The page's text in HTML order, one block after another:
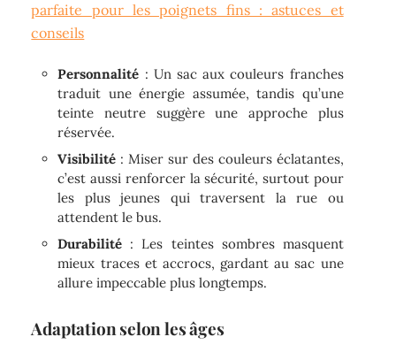
parfaite pour les poignets fins : astuces et
conseils
Personnalité : Un sac aux couleurs franches
traduit une énergie assumée, tandis qu’une
teinte neutre suggère une approche plus
réservée.
Visibilité : Miser sur des couleurs éclatantes,
c’est aussi renforcer la sécurité, surtout pour
les plus jeunes qui traversent la rue ou
attendent le bus.
Durabilité : Les teintes sombres masquent
mieux traces et accrocs, gardant au sac une
allure impeccable plus longtemps.
Adaptation selon les âges